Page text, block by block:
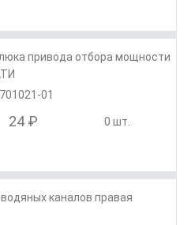
привода отбора мощности
01
24 ₽ 0 шт.
каналов правая